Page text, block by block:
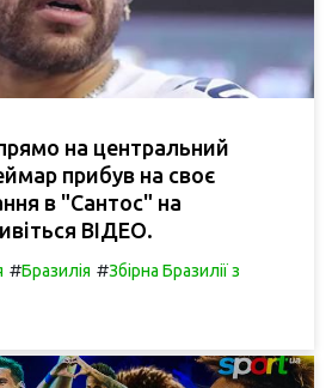
на центральний
прибув на своє
в "Сантос" на
ВІДЕО.
#Бразилія #Збірна Бразилії з